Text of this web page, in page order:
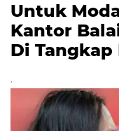
Untuk
Kantor
Di Tangkap